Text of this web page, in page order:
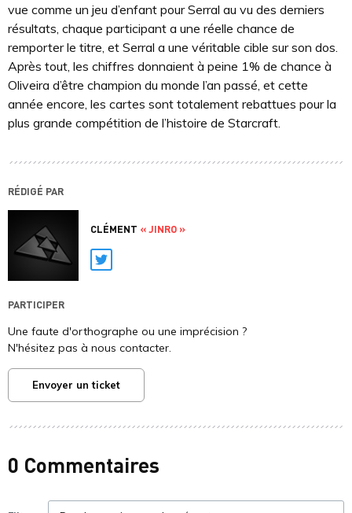
vue comme un jeu d’enfant pour Serral au vu des derniers
résultats, chaque participant a une réelle chance de
remporter le titre, et Serral a une véritable cible sur son dos.
Après tout, les chiffres donnaient à peine 1% de chance à
Oliveira d’être champion du monde l’an passé, et cette
année encore, les cartes sont totalement rebattues pour la
plus grande compétition de l’histoire de Starcraft.
RÉDIGÉ PAR
CLÉMENT « JINRO »
Twitter
PARTICIPER
Une faute d'orthographe ou une imprécision ?
N'hésitez pas à nous contacter.
Envoyer un ticket
0 Commentaires